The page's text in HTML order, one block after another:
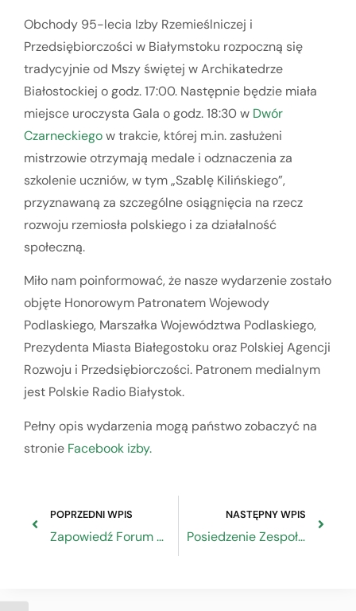
Obchody 95-lecia Izby Rzemieślniczej i
Przedsiębiorczości w Białymstoku rozpoczną się
tradycyjnie od Mszy świętej w Archikatedrze
Białostockiej o godz. 17:00. Następnie będzie miała
miejsce uroczysta Gala o godz. 18:30 w Dwór
Czarneckiegow trakcie, której m.in. zasłużeni
mistrzowie otrzymają medale i odznaczenia za
szkolenie uczniów, w tym „Szablę Kilińskiego”,
przyznawaną za szczególne osiągnięcia na rzecz
rozwoju rzemiosła polskiego i za działalność
społeczną.
Miło nam poinformować, że nasze wydarzenie zostało
objęte Honorowym Patronatem Wojewody
Podlaskiego, Marszałka Województwa Podlaskiego,
Prezydenta Miasta Białegostoku oraz Polskiej Agencji
Rozwoju i Przedsiębiorczości. Patronem medialnym
jest Polskie Radio Białystok.
Pełny opis wydarzenia mogą państwo zobaczyć na
stronie Facebook izby.
POPRZEDNI WPIS
Zapowiedź Forum Rzemiosła w Tarnowie
NASTĘPNY WPIS
Posiedzenie Zespołu Problemowego ds. Prezydencji Polski w Radzie Unii Europejskiej Rady Dialogu Społecznego